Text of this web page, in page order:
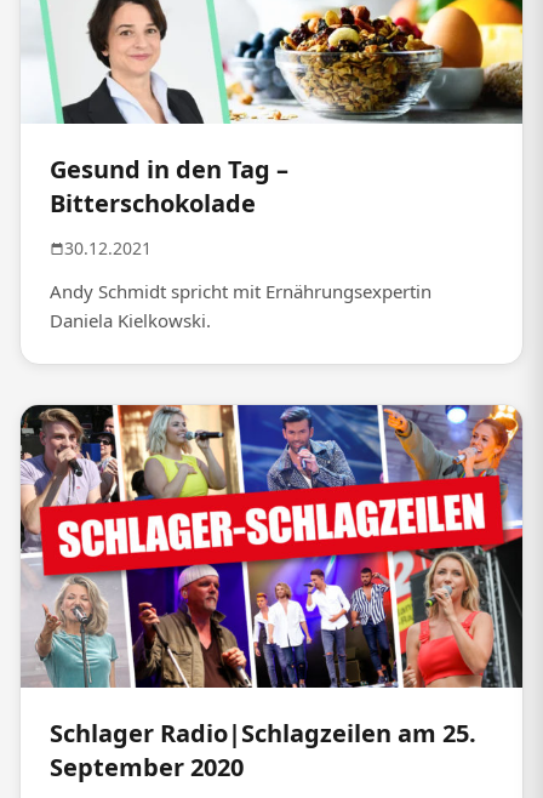
Gesund in den Tag –
Bitterschokolade
30.12.2021
Andy Schmidt spricht mit Ernährungsexpertin
Daniela Kielkowski.
Schlager Radio|Schlagzeilen am 25.
September 2020